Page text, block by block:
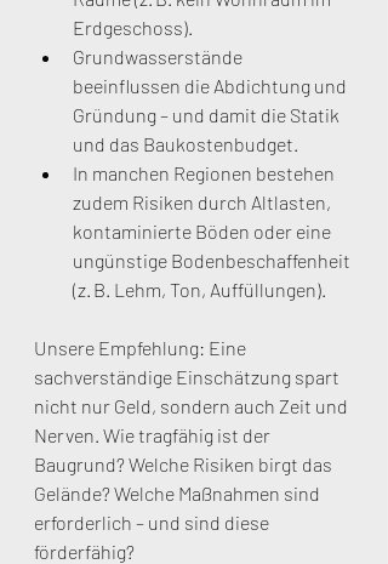
Erdgeschoss).
Grundwasserstände
beeinflussen die Abdichtung und
Gründung – und damit die Statik
und das Baukostenbudget.
In manchen Regionen bestehen
zudem Risiken durch Altlasten,
kontaminierte Böden oder eine
ungünstige Bodenbeschaffenheit
(z. B. Lehm, Ton, Auffüllungen).
Unsere Empfehlung: Eine
sachverständige Einschätzung spart
nicht nur Geld, sondern auch Zeit und
Nerven. Wie tragfähig ist der
Baugrund? Welche Risiken birgt das
Gelände? Welche Maßnahmen sind
erforderlich – und sind diese
förderfähig?